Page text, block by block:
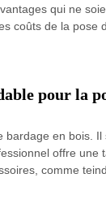
qui ne
coûts de la
pour la
en bois.
offre
comme